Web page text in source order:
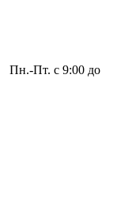
Пн.-Пт. с 9:00 до